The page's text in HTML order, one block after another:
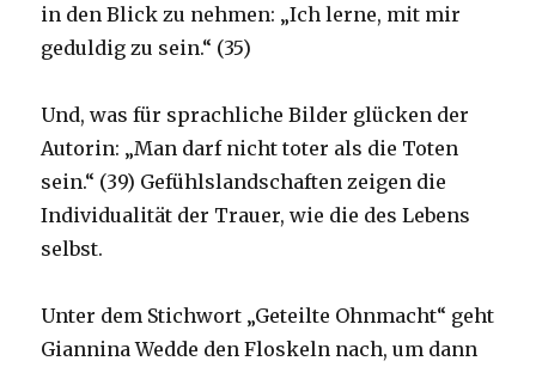
in den Blick zu nehmen: „Ich lerne, mit mir
geduldig zu sein.“ (35)
Und, was für sprachliche Bilder glücken der
Autorin: „Man darf nicht toter als die Toten
sein.“ (39) Gefühlslandschaften zeigen die
Individualität der Trauer, wie die des Lebens
selbst.
Unter dem Stichwort „Geteilte Ohnmacht“ geht
Giannina Wedde den Floskeln nach, um dann